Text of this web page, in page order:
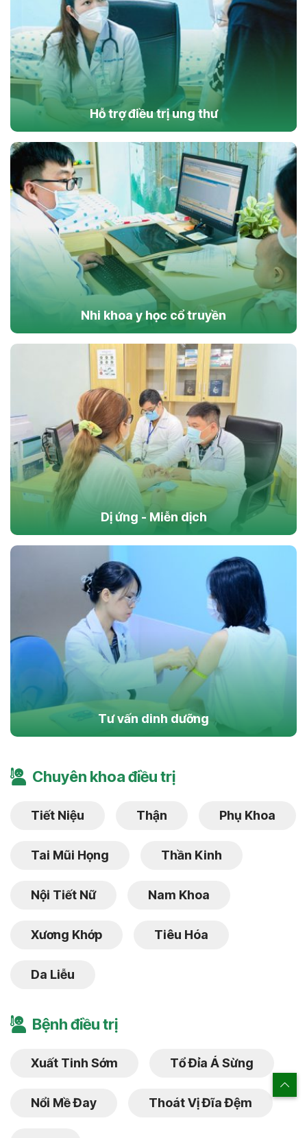
Hỗ trợ điều trị ung thư
Nhi khoa y học cổ truyền
Dị ứng - Miễn dịch
Tư vấn dinh dưỡng
Chuyên khoa điều trị
Tiết Niệu Thận Phụ Khoa
Tai Mũi Họng Thần Kinh
Nội Tiết Nữ Nam Khoa
Xương Khớp Tiêu Hóa
Da Liễu
Bệnh điều trị
Xuất Tinh Sớm Tổ Đỉa Á Sừng
Nổi Mề Đay Thoát Vị Đĩa Đệm